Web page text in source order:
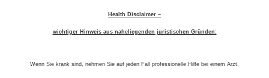
Health Disclaimer –
wichtiger Hinweis aus naheliegenden juristischen Gründen:
Wenn Sie krank sind, nehmen Sie auf jeden Fall professionelle Hilfe bei einem Arzt,